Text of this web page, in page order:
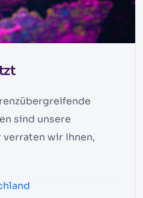
sind unsere
wir Ihnen,